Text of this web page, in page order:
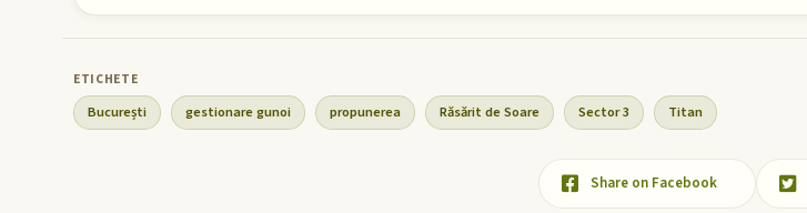
București gestionare gunoi propunerea Răsărit de Soare Sector 3 Titan
Share on Facebook